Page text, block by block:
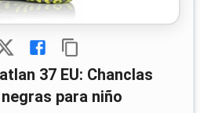
para niño